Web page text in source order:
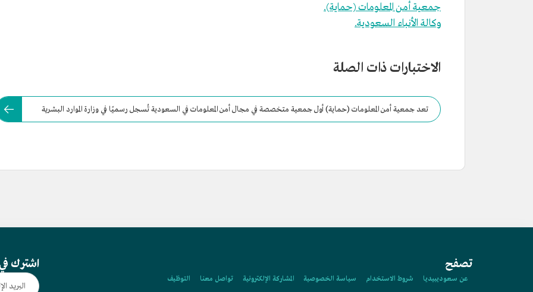
جمعية أمن المعلومات (حماية).
وكالة الأنباء السعودية.
الاختبارات ذات الصلة
تعد جمعية أمن المعلومات (حماية) أول جمعية متخصصة في مجال أمن المعلومات في السعودية تُسجل رسميًا في وزارة الموارد البشرية
تصفح
عن سعوديبيديا شروط الاستخدام سياسة الخصوصية المشاركة الإلكترونية تواصل معنا التوظيف
اشترك